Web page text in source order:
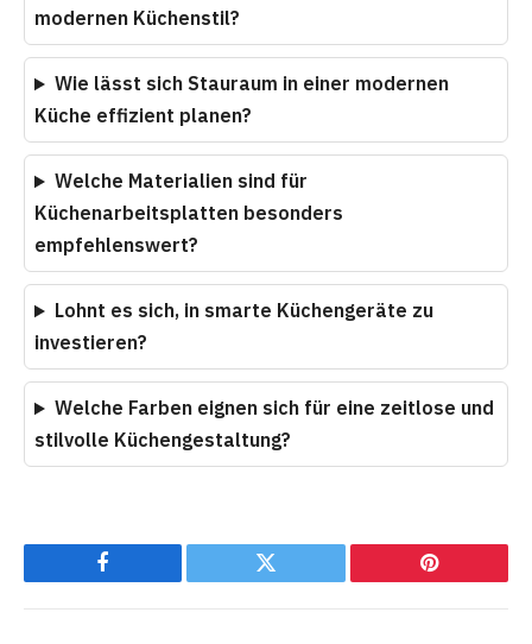
modernen Küchenstil?
Wie lässt sich Stauraum in einer modernen
Küche effizient planen?
Welche Materialien sind für
Küchenarbeitsplatten besonders
empfehlenswert?
Lohnt es sich, in smarte Küchengeräte zu
investieren?
Welche Farben eignen sich für eine zeitlose und
stilvolle Küchengestaltung?
Facebook Twitter Pinterest